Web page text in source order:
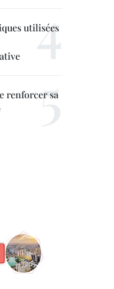
utilisées
renforcer sa